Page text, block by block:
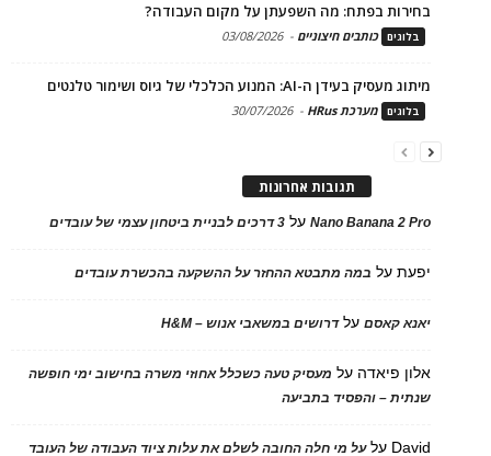
בחירות בפתח: מה השפעתן על מקום העבודה?
בלוגים כותבים חיצוניים -
03/08/2026
מיתוג מעסיק בעידן ה-AI: המנוע הכלכלי של גיוס ושימור טלנטים
בלוגים מערכת HRus -
30/07/2026
תגובות אחרונות
Nano Banana 2 Proעל 3 דרכים לבניית ביטחון עצמי של עובדים
יפעתעל במה מתבטא ההחזר על ההשקעה בהכשרת עובדים
יאנא קאסםעלדרושים במשאבי אנוש – H&M
אלון פיאדה על מעסיק טעה כשכלל אחוזי משרה בחישוב ימי חופשה
שנתית – והפסיד בתביעה
David עלעל מי חלה החובה לשלם את עלות ציוד העבודה של העובד